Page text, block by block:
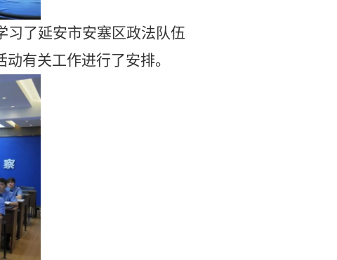
习了延安市安塞区政法队伍
有关工作进行了安排。